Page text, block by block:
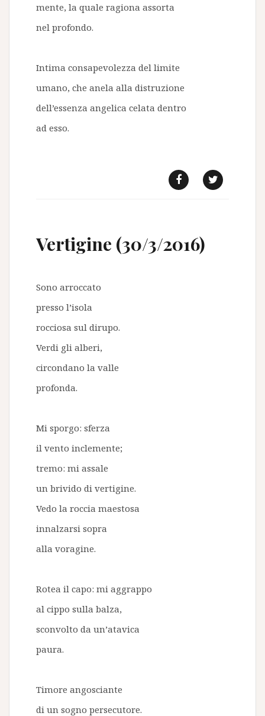
mente, la quale ragiona assorta
nel profondo.
Intima consapevolezza del limite
umano, che anela alla distruzione
dell’essenza angelica celata dentro
ad esso.
Vertigine (30/3/2016)
Sono arroccato
presso l’isola
rocciosa sul dirupo.
Verdi gli alberi,
circondano la valle
profonda.
Mi sporgo: sferza
il vento inclemente;
tremo: mi assale
un brivido di vertigine.
Vedo la roccia maestosa
innalzarsi sopra
alla voragine.
Rotea il capo: mi aggrappo
al cippo sulla balza,
sconvolto da un’atavica
paura.
Timore angosciante
di un sogno persecutore.